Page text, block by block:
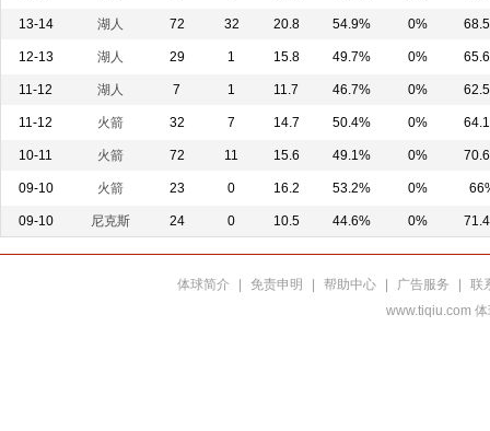
13-14 湖人 72 32 20.8 54.9% 0%
12-13 湖人 29 1 15.8 49.7% 0%
11-12 湖人 7 1 11.7 46.7% 0%
11-12 火箭 32 7 14.7 50.4% 0%
10-11 火箭 72 11 15.6 49.1% 0%
09-10 火箭 23 0 16.2 53.2% 0%
09-10 尼克斯 24 0 10.5 44.6% 0%
体球简介 免责申明 帮助中心 广告服务
联
www.tiqiu.com